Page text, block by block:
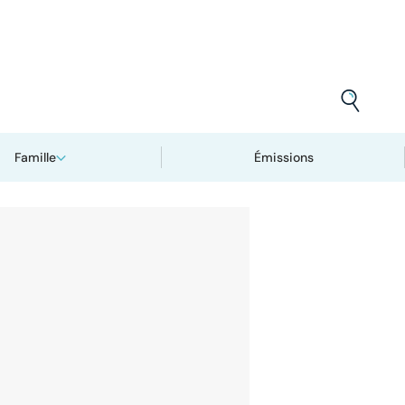
Famille Émissions